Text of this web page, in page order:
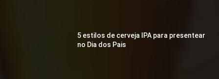
5 estilos de cerveja IPA para presentear
no Dia dos Pais